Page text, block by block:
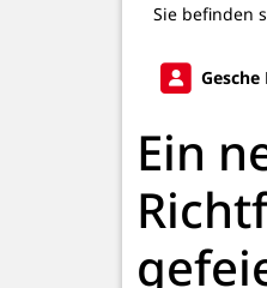
Sie befinden
Ein